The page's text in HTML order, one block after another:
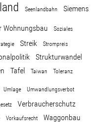
Seenlandbahn Siemens
Wohnungsbau Soziales
Streik Strompreis
Strukturwandel
Tafel Taiwan Toleranz
Umlage Umwandlungsverbot
Verbraucherschutz
Vorkaufsrecht Waggonbau